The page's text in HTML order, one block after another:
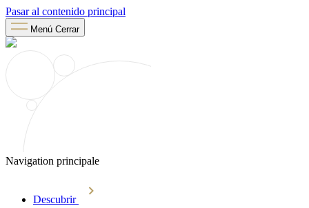
Pasar al contenido principal
Menú Cerrar
Navigation principale
Descubrir